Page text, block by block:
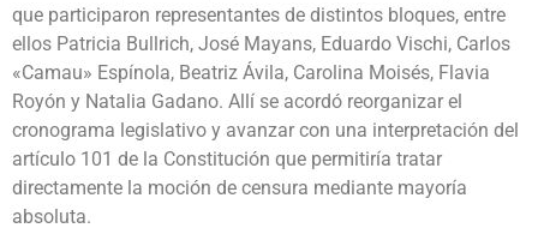
que participaron representantes de distintos bloques, entre
ellos Patricia Bullrich, José Mayans, Eduardo Vischi, Carlos
«Camau» Espínola, Beatriz Ávila, Carolina Moisés, Flavia
Royón y Natalia Gadano. Allí se acordó reorganizar el
cronograma legislativo y avanzar con una interpretación del
artículo 101 de la Constitución que permitiría tratar
directamente la moción de censura mediante mayoría
absoluta.